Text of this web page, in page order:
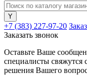
+7 (383) 227-97-20
Заказать звонок
Оставьте Ваше
специалисты свяжутся
решения Вашего